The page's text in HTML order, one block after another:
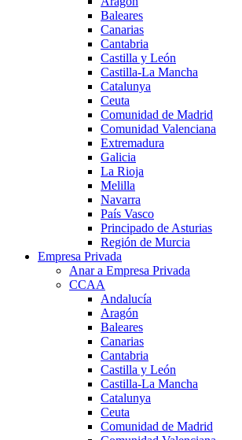
Baleares
Canarias
Cantabria
Castilla y León
Castilla-La Mancha
Catalunya
Ceuta
Comunidad de Madrid
Comunidad Valenciana
Extremadura
Galicia
La Rioja
Melilla
Navarra
País Vasco
Principado de Asturias
Región de Murcia
Empresa Privada
Anar a Empresa Privada
CCAA
Andalucía
Aragón
Baleares
Canarias
Cantabria
Castilla y León
Castilla-La Mancha
Catalunya
Ceuta
Comunidad de Madrid